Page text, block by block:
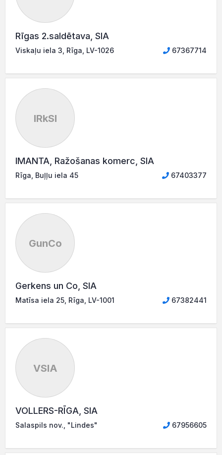
Rīgas 2.saldētava, SIA
Viskaļu iela 3, Rīga, LV-1026 67367714
IRkSI
IMANTA, Ražošanas komerc, SIA
Rīga, Buļļu iela 45 67403377
GunCo
Gerkens un Co, SIA
Matīsa iela 25, Rīga, LV-1001 67382441
VSIA
VOLLERS-RĪGA, SIA
Salaspils nov., "Lindes" 67956605